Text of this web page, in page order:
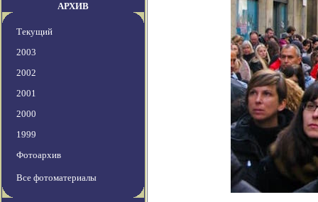
АРХИВ
Текущий
2003
2002
2001
2000
1999
Фотоархив
Все фотоматериалы